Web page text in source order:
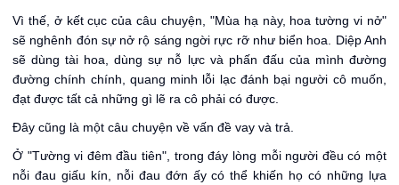
Vì thế, ở kết cục của câu chuyện, "Mùa hạ này, hoa tường vi nở"
sẽ nghênh đón sự nở rộ sáng ngời rực rỡ như biển hoa. Diệp Anh
sẽ dùng tài hoa, dùng sự nỗ lực và phấn đấu của mình đường
đường chính chính, quang minh lỗi lạc đánh bại người cô muốn,
đạt được tất cả những gì lẽ ra cô phải có được.
Đây cũng là một câu chuyện về vấn đề vay và trả.
Ở "Tường vi đêm đầu tiên", trong đáy lòng mỗi người đều có một
nỗi đau giấu kín, nỗi đau đớn ấy có thể khiến họ có những lựa